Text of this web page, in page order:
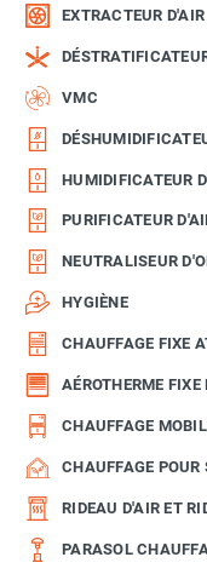
EXTRACTEUR
VMC
HUMIDIFICATEUR
PURIFICATEUR
NEUTRALISEUR
HYGIÈNE
CHAUFFAGE FIXE
AÉROTHERME FIXE
CHAUFFAGE
CHAUFFAGE POUR
RIDEAU D'AIR ET
PARASOL